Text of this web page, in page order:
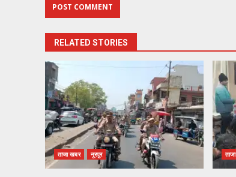
RELATED STORIES
ताजा खबर नूरपुर